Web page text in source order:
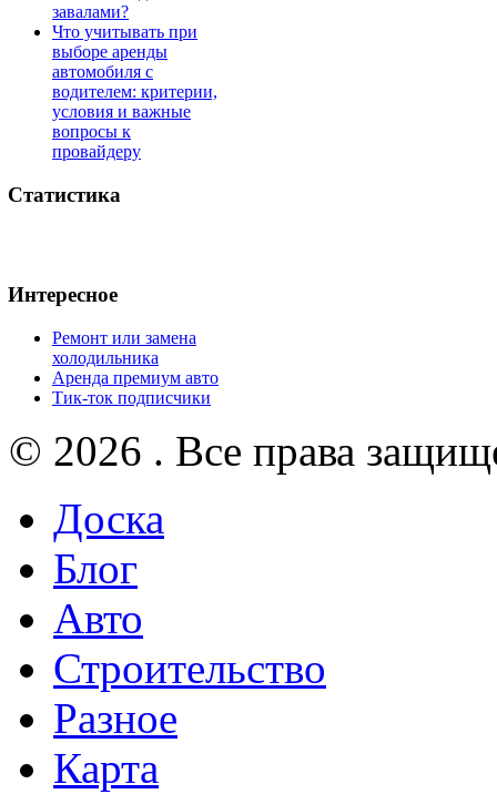
завалами?
Что учитывать при
выборе аренды
автомобиля с
водителем: критерии,
условия и важные
вопросы к
провайдеру
Статистика
Интересное
Ремонт или замена
холодильника
Аренда премиум авто
Тик-ток подписчики
© 2026 . Все права
Доска
Блог
Авто
Строительство
Разное
Карта